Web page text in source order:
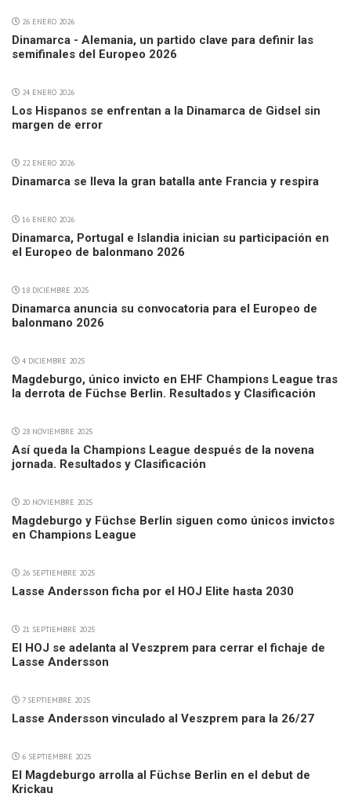
26 ENERO 2026
Dinamarca - Alemania, un partido clave para definir las
semifinales del Europeo 2026
24 ENERO 2026
Los Hispanos se enfrentan a la Dinamarca de Gidsel sin
margen de error
22 ENERO 2026
Dinamarca se lleva la gran batalla ante Francia y respira
16 ENERO 2026
Dinamarca, Portugal e Islandia inician su participación en
el Europeo de balonmano 2026
18 DICIEMBRE 2025
Dinamarca anuncia su convocatoria para el Europeo de
balonmano 2026
4 DICIEMBRE 2025
Magdeburgo, único invicto en EHF Champions League tras
la derrota de Füchse Berlin. Resultados y Clasificación
28 NOVIEMBRE 2025
Así queda la Champions League después de la novena
jornada. Resultados y Clasificación
20 NOVIEMBRE 2025
Magdeburgo y Füchse Berlin siguen como únicos invictos
en Champions League
26 SEPTIEMBRE 2025
Lasse Andersson ficha por el HOJ Elite hasta 2030
21 SEPTIEMBRE 2025
El HOJ se adelanta al Veszprem para cerrar el fichaje de
Lasse Andersson
7 SEPTIEMBRE 2025
Lasse Andersson vinculado al Veszprem para la 26/27
6 SEPTIEMBRE 2025
El Magdeburgo arrolla al Füchse Berlin en el debut de
Krickau